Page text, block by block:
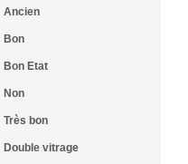
Ancien
Bon
Bon Etat
Non
Très bon
Double vitrage